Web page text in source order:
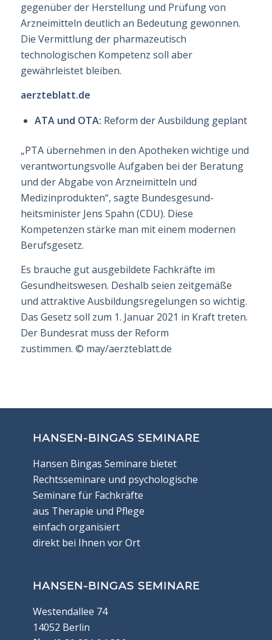
gegenüber der Herstellung und Prüfung von
Arzneimitteln deutlich an Bedeutung gewonnen.
Die Ver­mittlung der pharmazeu­tisch
technologischen Kompetenz soll aber
gewährleistet bleiben.
aerzteblatt.de
ATA und OTA: Reform der Ausbildung geplant
„PTA übernehmen in den Apotheken wichtige und
verantwortungsvolle Aufgaben bei der Beratung
und der Abgabe von Arzneimitteln und
Medizinprodukten“, sagte Bundesge­sund­
heitsminister Jens Spahn (CDU). Diese
Kompetenzen stärke man mit einem moder­nen
Berufsgesetz.
Es brauche gut ausgebildete Fachkräfte im
Gesundheits­wesen. Deshalb seien zeitgemäße
und attraktive Ausbildungsregelungen so wichtig.
Das Gesetz soll zum 1. Januar 2021 in Kraft treten.
Der Bundesrat muss der Reform
zustimmen. © may/aerzteblatt.de
HANSEN-BINGAS SEMINARE
Hansen Bingas Seminare bietet
Rechtsseminare und psychologische
Seminare für Fachkräfte
aus Therapie und Pflege
einfach organisiert
direkt bei Ihnen vor Ort
HANSEN-BINGAS SEMINARE
Westendallee 74
14052 Berlin